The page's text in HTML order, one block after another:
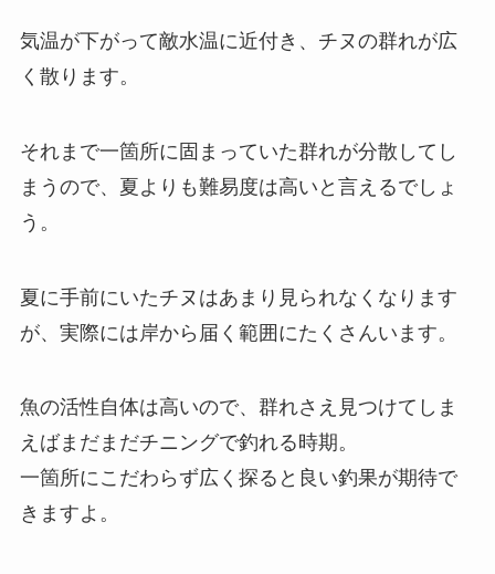
気温が下がって敵水温に近付き、チヌの群れが広
く散ります。
それまで一箇所に固まっていた群れが分散してし
まうので、夏よりも難易度は高いと言えるでしょ
う。
夏に手前にいたチヌはあまり見られなくなります
が、実際には岸から届く範囲にたくさんいます。
魚の活性自体は高いので、群れさえ見つけてしま
えばまだまだチニングで釣れる時期。
一箇所にこだわらず広く探ると良い釣果が期待で
きますよ。